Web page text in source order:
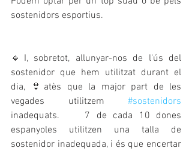
sostenidors esportius.
🔹I, sobretot, allunyar-nos de l'ús del
sostenidor que hem utilitzat durant el
dia, 👙atès que la major part de les
vegades utilitzem #sostenidors
inadequats.    7 de cada 10 dones
espanyoles utilitzen una talla de
sostenidor inadequada, i és que encertar